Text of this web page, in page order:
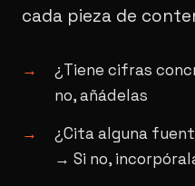
cada pieza de
¿Tiene cifras
no, añádelas
¿Cita alguna
→ Si no,